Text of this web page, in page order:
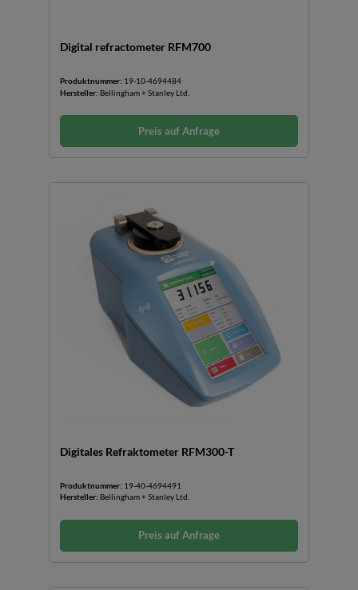
Digital refractometer RFM700
Produktnummer: 19-10-4694484
Hersteller: Bellingham + Stanley Ltd.
Preis auf Anfrage
Digitales Refraktometer RFM300-T
Produktnummer: 19-40-4694491
Hersteller: Bellingham + Stanley Ltd.
Preis auf Anfrage